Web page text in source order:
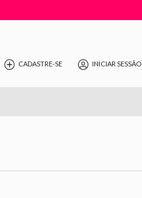
CADASTRE-SE INICIAR SESSÃO